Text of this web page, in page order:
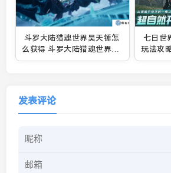
斗罗大陆猎魂世界昊天锤怎
么获得 斗罗大陆猎魂世界昊
天锤获取方式分享
七日世
玩法攻
发表评论